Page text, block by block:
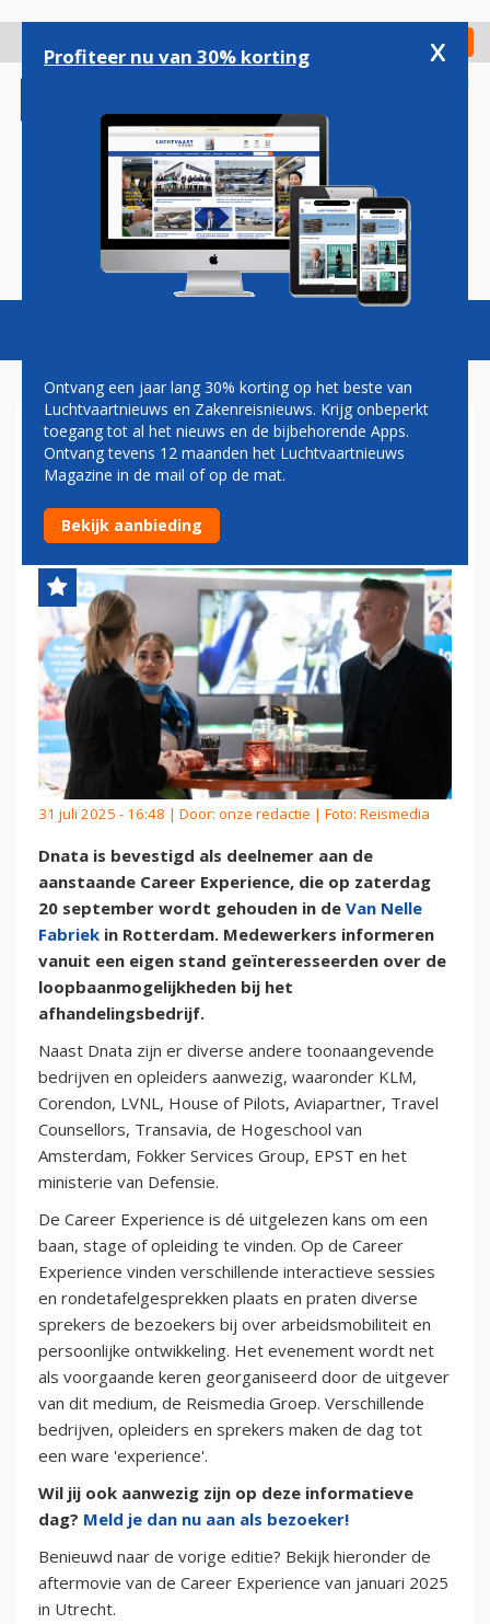
gaan
Check in
Magazine Podcasts Vacatures
DNATA BEVESTIGD ALS
DEELNEMER AAN DE CAREER
EXPERIENCE IN ROTTERDAM
31 juli 2025 - 16:48 | Door: onze redactie | Foto: Reismedia
Dnata is bevestigd als deelnemer aan de
aanstaande Career Experience, die op zaterdag
20 september wordt gehouden in de Van Nelle
Fabriek in Rotterdam. Medewerkers informeren
vanuit een eigen stand geïnteresseerden over de
loopbaanmogelijkheden bij het
afhandelingsbedrijf.
Naast Dnata zijn er diverse andere toonaangevende
bedrijven en opleiders aanwezig, waaronder KLM,
Corendon, LVNL, House of Pilots, Aviapartner, Travel
Counsellors, Transavia, de Hogeschool van
Amsterdam, Fokker Services Group, EPST en het
ministerie van Defensie.
De Career Experience is dé uitgelezen kans om een
baan, stage of opleiding te vinden. Op de Career
Experience vinden verschillende interactieve sessies
en rondetafelgesprekken plaats en praten diverse
sprekers de bezoekers bij over arbeidsmobiliteit en
persoonlijke ontwikkeling. Het evenement wordt net
als voorgaande keren georganiseerd door de uitgever
van dit medium, de Reismedia Groep. Verschillende
bedrijven, opleiders en sprekers maken de dag tot
een ware 'experience'.
Wil jij ook aanwezig zijn op deze informatieve
dag? Meld je dan nu aan als bezoeker!
Benieuwd naar de vorige editie? Bekijk hieronder de
aftermovie van de Career Experience van januari 2025
in Utrecht.
Profiteer nu van 30% korting x
Ontvang een jaar lang 30% korting op het beste van
Luchtvaartnieuws en Zakenreisnieuws. Krijg onbeperkt
toegang tot al het nieuws en de bijbehorende Apps.
Ontvang tevens 12 maanden het Luchtvaartnieuws
Magazine in de mail of op de mat.
Bekijk aanbieding